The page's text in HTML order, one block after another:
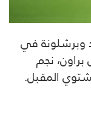
وبرشلونة في
براون، نجم
المقبل.